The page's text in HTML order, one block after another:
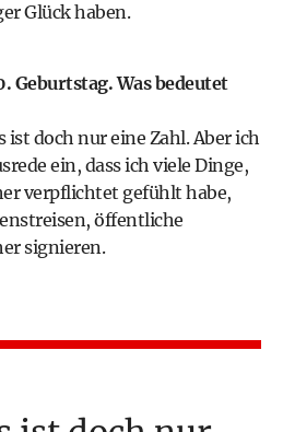
Glück haben.
Geburtstag. Was bedeutet
ist doch nur eine Zahl. Aber ich
ein, dass ich viele Dinge,
verpflichtet gefühlt habe,
öffentliche
signieren.